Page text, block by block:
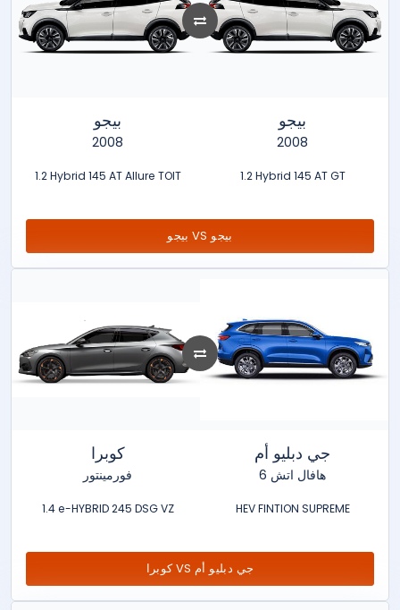
بيجو
2008
1.2 Hybrid 145 AT Allure TOIT
بيجو
2008
1.2 Hybrid 145 AT GT
بيجو VS بيجو
كوبرا
فورمينتور
1.4 e-HYBRID 245 DSG VZ
جي دبليو أم
هافال اتش 6
HEV FINTION SUPREME
كوبرا VS جي دبليو أم